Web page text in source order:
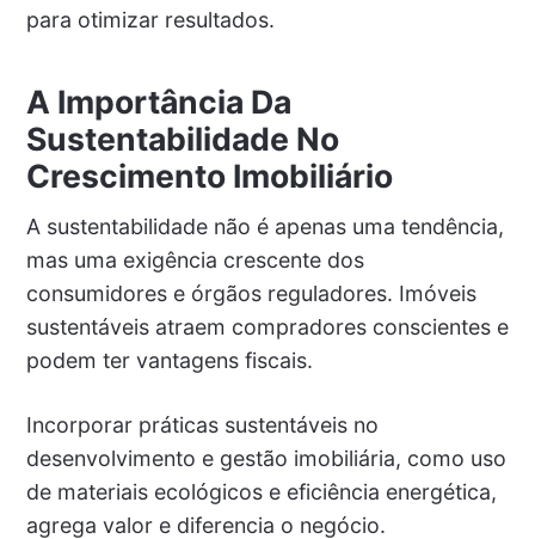
para otimizar resultados.
A Importância Da
Sustentabilidade No
Crescimento Imobiliário
A sustentabilidade não é apenas uma tendência,
mas uma exigência crescente dos
consumidores e órgãos reguladores. Imóveis
sustentáveis atraem compradores conscientes e
podem ter vantagens fiscais.
Incorporar práticas sustentáveis no
desenvolvimento e gestão imobiliária, como uso
de materiais ecológicos e eficiência energética,
agrega valor e diferencia o negócio.